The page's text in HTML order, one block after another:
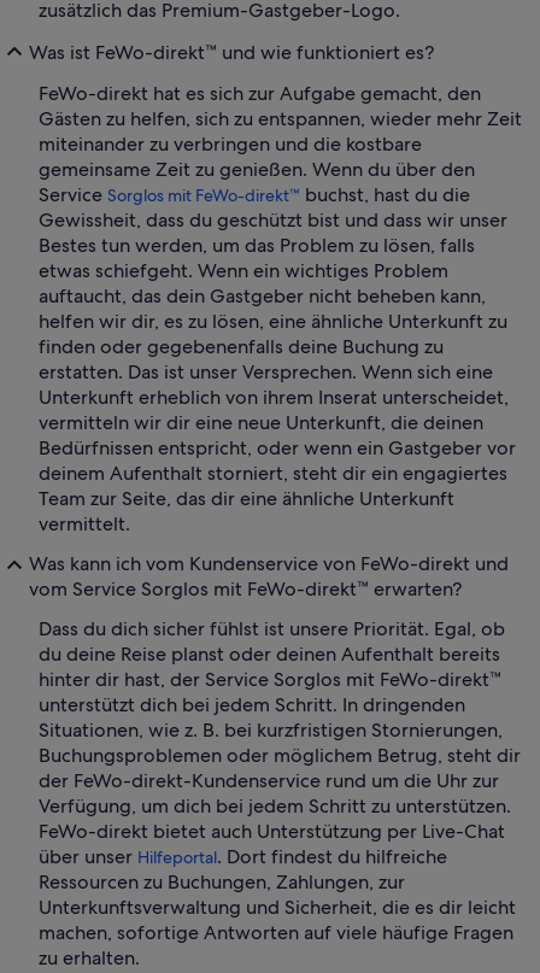
zusätzlich das Premium-Gastgeber-Logo.
Was ist FeWo-direkt™ und wie funktioniert es?
FeWo-direkt hat es sich zur Aufgabe gemacht, den
Gästen zu helfen, sich zu entspannen, wieder mehr Zeit
miteinander zu verbringen und die kostbare
gemeinsame Zeit zu genießen. Wenn du über den
Service Sorglos mit FeWo-direkt™ buchst, hast du die
Gewissheit, dass du geschützt bist und dass wir unser
Bestes tun werden, um das Problem zu lösen, falls
etwas schiefgeht. Wenn ein wichtiges Problem
auftaucht, das dein Gastgeber nicht beheben kann,
helfen wir dir, es zu lösen, eine ähnliche Unterkunft zu
finden oder gegebenenfalls deine Buchung zu
erstatten. Das ist unser Versprechen. Wenn sich eine
Unterkunft erheblich von ihrem Inserat unterscheidet,
vermitteln wir dir eine neue Unterkunft, die deinen
Bedürfnissen entspricht, oder wenn ein Gastgeber vor
deinem Aufenthalt storniert, steht dir ein engagiertes
Team zur Seite, das dir eine ähnliche Unterkunft
vermittelt.
Was kann ich vom Kundenservice von FeWo-direkt und
vom Service Sorglos mit FeWo-direkt™ erwarten?
Dass du dich sicher fühlst ist unsere Priorität. Egal, ob
du deine Reise planst oder deinen Aufenthalt bereits
hinter dir hast, der Service Sorglos mit FeWo-direkt™
unterstützt dich bei jedem Schritt. In dringenden
Situationen, wie z. B. bei kurzfristigen Stornierungen,
Buchungsproblemen oder möglichem Betrug, steht dir
der FeWo-direkt-Kundenservice rund um die Uhr zur
Verfügung, um dich bei jedem Schritt zu unterstützen.
FeWo-direkt bietet auch Unterstützung per Live-Chat
über unser Hilfeportal. Dort findest du hilfreiche
Ressourcen zu Buchungen, Zahlungen, zur
Unterkunftsverwaltung und Sicherheit, die es dir leicht
machen, sofortige Antworten auf viele häufige Fragen
zu erhalten.